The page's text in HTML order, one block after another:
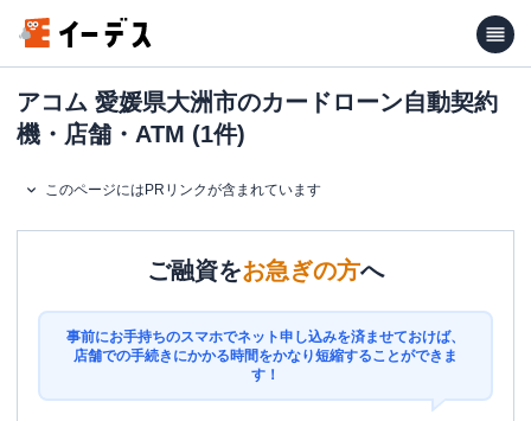
アコム 愛媛県大洲市のカードローン自動契約
機・店舗・ATM (1件)
このページにはPRリンクが含まれています
ご融資をお急ぎの方へ
事前にお手持ちのスマホでネット申し込みを済ませておけば、
店舗での手続きにかかる時間をかなり短縮することができま
す！